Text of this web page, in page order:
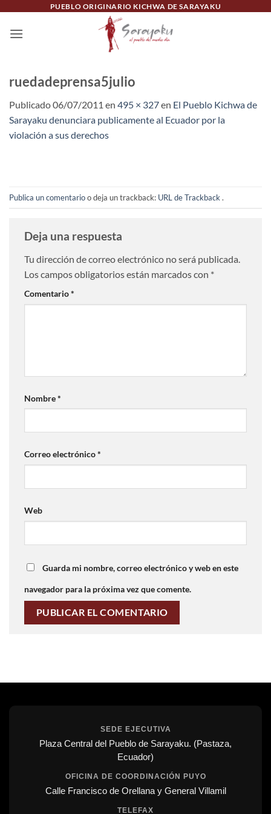
contenido
PUEBLO ORIGINARIO KICHWA DE SARAYAKU
ruedadeprensa5julio
Publicado06/07/2011 en 495 × 327en El Pueblo Kichwa de
Sarayaku denunciara publicamente al Ecuador por la
violación a sus derechos
Publica un comentarioo deja un trackback: URL de Trackback.
Deja una respuesta
Tu dirección de correo electrónico no será publicada.
Los campos obligatorios están marcados con *
Comentario*
Nombre*
Correo electrónico*
Web
Guarda mi nombre, correo electrónico y web en este
navegador para la próxima vez que comente.
SEDE EJECUTIVA
Plaza Central del Pueblo de Sarayaku. (Pastaza,
Ecuador)
OFICINA DE COORDINACIÓN PUYO
Calle Francisco de Orellana y General Villamil
TELEFAX